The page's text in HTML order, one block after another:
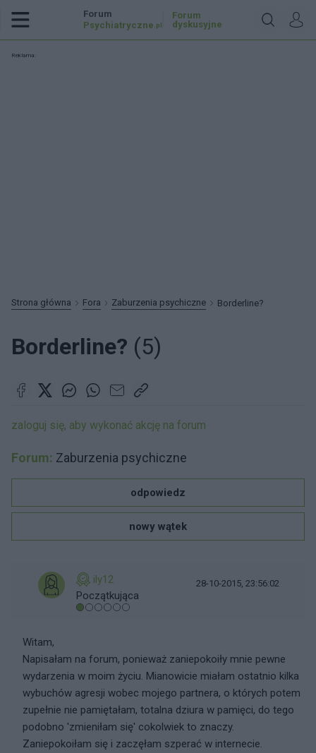
Forum
Psychiatryczne .pl
Forum
dyskusyjne
Reklama:
Strona główna Fora Zaburzenia psychiczne Borderline?
Borderline? (5)
zaloguj się, aby wykonać akcję na forum
Forum: Zaburzenia psychiczne
odpowiedz
nowy wątek
ily12
Początkująca
28-10-2015, 23:56:02
Witam,
Napisałam na forum, ponieważ zaniepokoiły mnie pewne
wydarzenia w moim życiu. Mianowicie miałam ostatnio kilka
wybuchów agresji wobec mojego partnera, o których potem
zupełnie nie pamiętałam, totalna dziura w pamięci, do tego
podobno 'zmieniłam się' cokolwiek to znaczy.
Zaniepokoiłam się i zaczęłam szperać w internecie.